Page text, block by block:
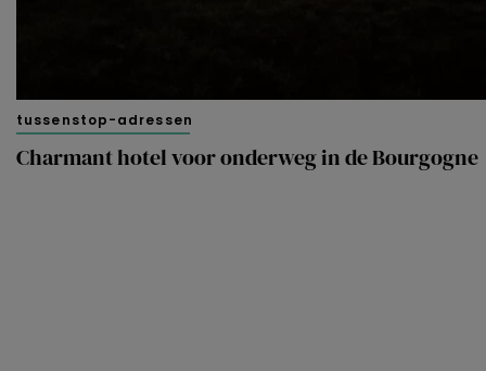
tussenstop-adressen
Charmant hotel voor onderweg in de Bourgogne